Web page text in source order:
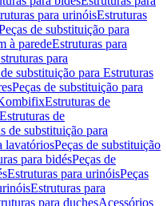
para urinóisEstruturas
de substituição para
à paredeEstruturas para
para
substituição para Estruturas
Peças de substituição para
Estruturas de
de
de substituição para
lavatóriosPeças de substituição
para bidésPeças de
Estruturas para urinóisPeças
Estruturas para
para duchesAcessórios